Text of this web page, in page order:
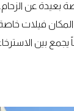
عن الزحام.
المكان فيلات
بين الاسترخاء